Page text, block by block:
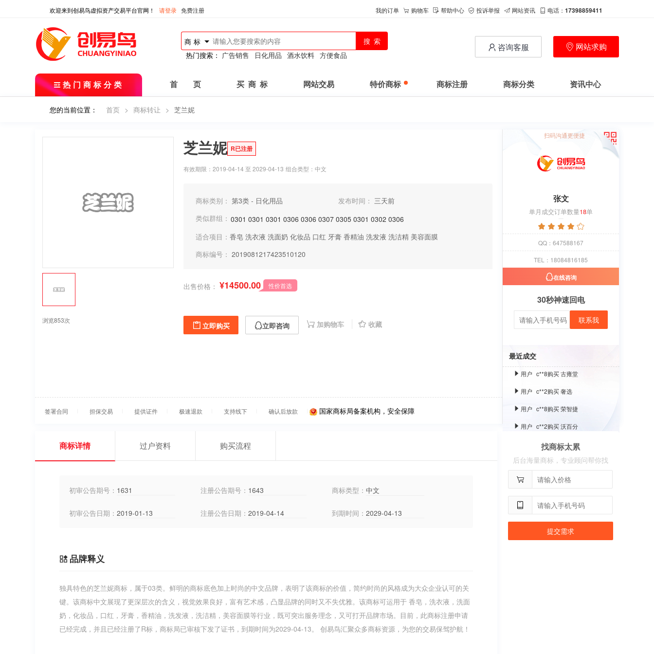
欢迎来到创易鸟虚拟资产交易平台官网！ 请登录 免费注册 我的订单 购物车 帮助中心 投诉举报 网站资讯 电话： 17398859411
商标
热门搜索： 广告销售 日化用品 酒水饮料 方便食品
咨询客服 网站求购
热门商标分类 首 页 买 商 标 网站交易 特价商标 商标注册 商标分类 资讯中心
您的当前位置： 首页 > 商标转让 > 芝兰妮
浏览853次
芝兰妮 R已注册
有效期限：2019-04-14 至 2029-04-13 组合类型：中文
商标类别： 第3类 - 日化用品 发布时间： 三天前
类似群组： 0301 0301 0301 0306 0306 0307 0305 0301 0302 0306
适合项目： 香皂 洗衣液 洗面奶 化妆品 口红 牙膏 香精油 洗发液 洗洁精 美容面膜
商标编号： 2019081217423510120
出售价格： ¥14500.00 性价首选
立即购买 立即咨询 加购物车 收藏
签署合同 担保交易 提供证件 极速退款 支持线下 确认后放款 国家商标局备案机构，安全保障
扫码沟通更便捷
张文
单月成交订单数量18单
QQ：647588167
TEL：18084816185
在线咨询
30秒神速回电
联系我
最近成交
c**2购买 奢选
用户 c**1购买 萝卜
用户
用户 c**8购买 荣智捷
用户 c**2购买 沃百分
用户 c**1购买 萝卜
用户 c**8购买 古雍堂
c**2购买 奢选
用户 c**8购买 荣智捷
用户 c**2购买 沃百分
商标详情 过户资料 购买流程
初审公告期号： 1631 注册公告期号： 1643 商标类型： 中文
初审公告日期： 2019-01-13 注册公告日期： 2019-04-14 到期时间： 2029-04-13
品牌释义
独具特色的芝兰妮商标，属于03类。鲜明的商标底色加上时尚的中文品牌，表明了该商标的价值，简约时尚的风格成为大众企业认可的关
键。该商标中文展现了更深层次的含义，视觉效果良好，富有艺术感，凸显品牌的同时又不失优雅。该商标可运用于 香皂，洗衣液，洗面
奶，化妆品，口红，牙膏，香精油，洗发液，洗洁精，美容面膜等行业，既可突出服务理念，又可打开品牌市场。目前，此商标注册申请
已经完成，并且已经注册了R标，商标局已审核下发了证书，到期时间为2029-04-13。 创易鸟汇聚众多商标资源，为您的交易保驾护航！
找商标太累
后台海量商标，专业顾问帮你找
提交需求